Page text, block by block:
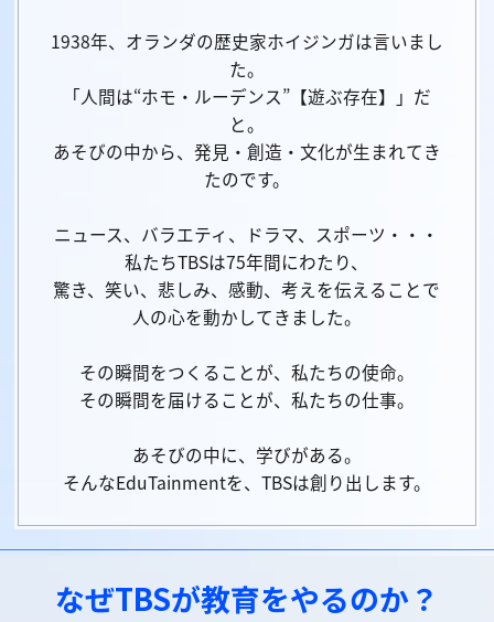
1938年、オランダの歴史家ホイジンガは言いまし
た。
「人間は“ホモ・ルーデンス”【遊ぶ存在】」だ
と。
あそびの中から、発見・創造・文化が生まれてき
たのです。
ニュース、バラエティ、ドラマ、スポーツ・・・
私たちTBSは75年間にわたり、
驚き、笑い、悲しみ、感動、考えを伝えることで
人の心を動かしてきました。
その瞬間をつくることが、私たちの使命。
その瞬間を届けることが、私たちの仕事。
あそびの中に、学びがある。
そんなEduTainmentを、TBSは創り出します。
なぜTBSが教育をやるのか？